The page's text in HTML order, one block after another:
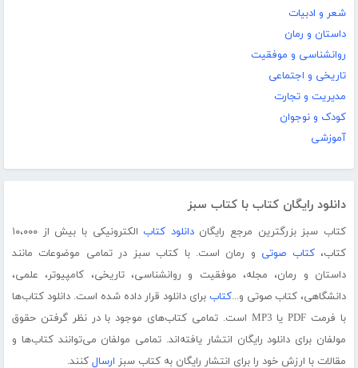
شعر و ادبیات
داستان و رمان
روانشناسی و موفقیت
تاریخی و اجتماعی
مدیریت و تجارت
کودک و نوجوان
آموزشی
دانلود رایگان کتاب با کتاب سبز
کتاب سبز بزرگترین مرجع رایگاندانلود کتاب
الکترونیکی با بیش از ۱۰،۰۰۰
کتاب،کتاب صوتی و رمان است. با کتاب سبز در تمامی موضوعات مانند
داستان و رمان، مجله، موفقیت و روانشناسی، تاریخی، کامپیوتر، علمی،
دانشگاهی، کتاب صوتی و...کتاب برای دانلود قرار داده شده است. دانلود کتاب‌ها
با فرمت PDF یا MP3 است. تمامی کتاب‌های موجود با در نظر گرفتن حقوق
مولفان برای دانلود رایگان انتشار یافته‌اند. تمامی مولفان می‌توانند کتاب‌ها و
مقالات با ارزش خود را برای انتشار رایگان به کتاب سبز ارسال کنند.